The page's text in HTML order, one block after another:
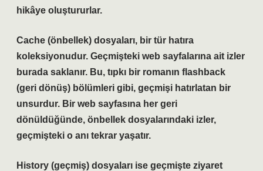
hikâye oluştururlar.
Cache (önbellek) dosyaları, bir tür hatıra
koleksiyonudur. Geçmişteki web sayfalarına ait izler
burada saklanır. Bu, tıpkı bir romanın flashback
(geri dönüş) bölümleri gibi, geçmişi hatırlatan bir
unsurdur. Bir web sayfasına her geri
dönüldüğünde, önbellek dosyalarındaki izler,
geçmişteki o anı tekrar yaşatır.
History (geçmiş) dosyaları ise geçmişte ziyaret